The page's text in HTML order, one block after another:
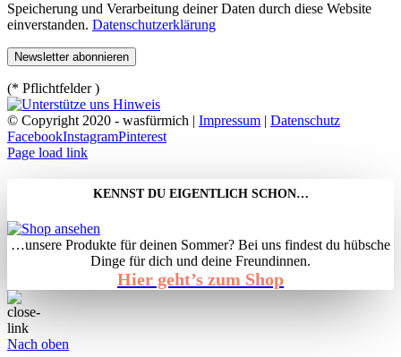
Speicherung und Verarbeitung deiner Daten durch diese Website
einverstanden. Datenschutzerklärung
(* Pflichtfelder )
© Copyright 2020 - wasfürmich | Impressum | Datenschutz
FacebookInstagramPinterest
Page load link
KENNST DU EIGENTLICH SCHON…
…unsere Produkte für deinen Sommer? Bei uns findest du hübsche
Dinge für dich und deine Freundinnen.
Hier geht’s zum Shop
Nach oben